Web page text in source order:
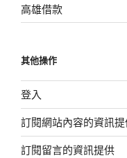
高雄借款
其他操作
登入
訂閱網站內容的資訊
訂閱留言的資訊提供